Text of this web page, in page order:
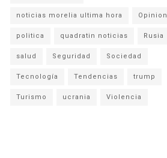
noticias morelia ultima hora Opinion
politica quadratin noticias Rusia
salud Seguridad Sociedad
Tecnología Tendencias trump
Turismo ucrania Violencia